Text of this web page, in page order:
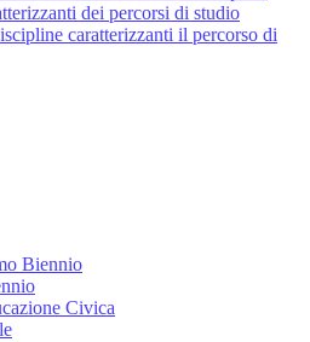
dei percorsi di studio
caratterizzanti il percorso di
Biennio
Civica